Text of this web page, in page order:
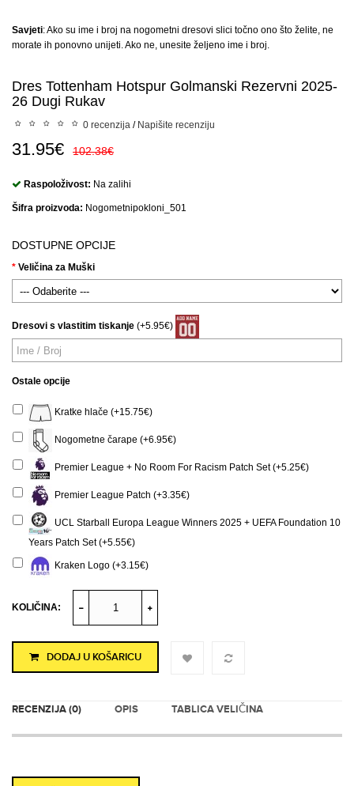
Savjeti: Ako su ime i broj na nogometni dresovi slici točno ono što želite, ne
morate ih ponovno unijeti. Ako ne, unesite željeno ime i broj.
Dres Tottenham Hotspur Golmanski Rezervni 2025-
26 Dugi Rukav
0 recenzija / Napišite recenziju
31.95€ 102.38€
Raspoloživost: Na zalihi
Šifra proizvoda: Nogometnipokloni_501
DOSTUPNE OPCIJE
Veličina za Muški
Dresovi s vlastitim tiskanje (+5.95€)
Ostale opcije
Kratke hlače (+15.75€)
Nogometne čarape (+6.95€)
Premier League + No Room For Racism Patch Set (+5.25€)
Premier League Patch (+3.35€)
UCL Starball Europa League Winners 2025 + UEFA Foundation 10
Years Patch Set (+5.55€)
Kraken Logo (+3.15€)
KOLIČINA:
DODAJ U KOŠARICU
RECENZIJA (0) OPIS TABLICA VELIČINA